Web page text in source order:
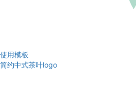
使用模板
简约中式茶叶logo